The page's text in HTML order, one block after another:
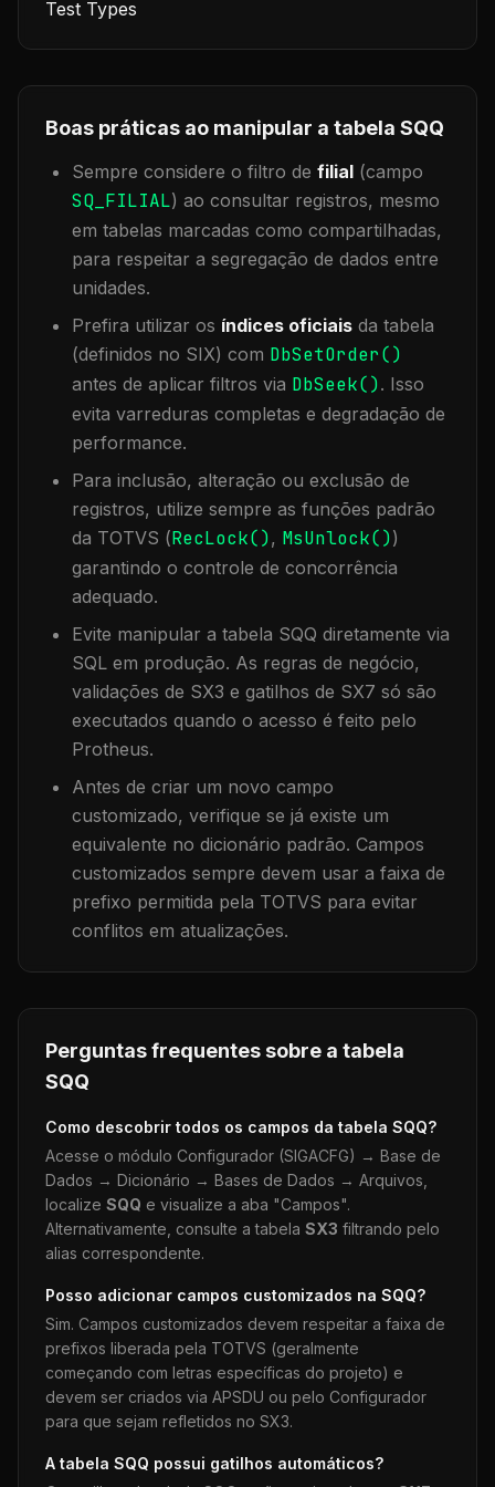
Test Types
Boas práticas ao manipular a tabela SQQ
Sempre considere o filtro de filial (campo
SQ_FILIAL) ao consultar registros, mesmo
em tabelas marcadas como compartilhadas,
para respeitar a segregação de dados entre
unidades.
Prefira utilizar os índices oficiais da tabela
(definidos no SIX) com DbSetOrder()
antes de aplicar filtros via DbSeek(). Isso
evita varreduras completas e degradação de
performance.
Para inclusão, alteração ou exclusão de
registros, utilize sempre as funções padrão
da TOTVS (RecLock(), MsUnlock())
garantindo o controle de concorrência
adequado.
Evite manipular a tabela SQQ diretamente via
SQL em produção. As regras de negócio,
validações de SX3 e gatilhos de SX7 só são
executados quando o acesso é feito pelo
Protheus.
Antes de criar um novo campo
customizado, verifique se já existe um
equivalente no dicionário padrão. Campos
customizados sempre devem usar a faixa de
prefixo permitida pela TOTVS para evitar
conflitos em atualizações.
Perguntas frequentes sobre a tabela
SQQ
Como descobrir todos os campos da tabela SQQ?
Acesse o módulo Configurador (SIGACFG) → Base de
Dados → Dicionário → Bases de Dados → Arquivos,
localize SQQ e visualize a aba "Campos".
Alternativamente, consulte a tabela SX3 filtrando pelo
alias correspondente.
Posso adicionar campos customizados na SQQ?
Sim. Campos customizados devem respeitar a faixa de
prefixos liberada pela TOTVS (geralmente
começando com letras específicas do projeto) e
devem ser criados via APSDU ou pelo Configurador
para que sejam refletidos no SX3.
A tabela SQQ possui gatilhos automáticos?